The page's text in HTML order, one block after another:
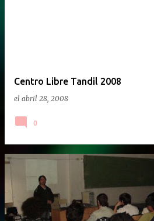
Centro Libre Tandil 2008
el abril 28, 2008
0